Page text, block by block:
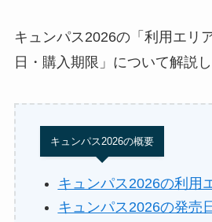
キュンパス2026の「利用エリ
日・購入期限」について解説し
キュンパス2026の概要
キュンパス2026の利用
キュンパス2026の発売